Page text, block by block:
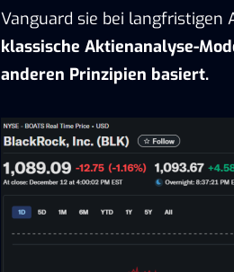
Vanguard sie bei langfristigen
klassische Aktienanalyse-
anderen Prinzipien basiert.